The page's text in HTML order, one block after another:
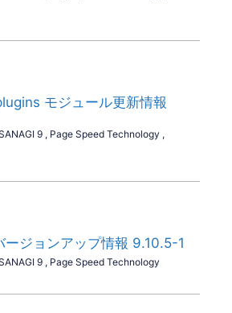
モジュール更新情報
9 , Page Speed Technology ,
ージョンアップ情報 9.10.5-1
9 , Page Speed Technology